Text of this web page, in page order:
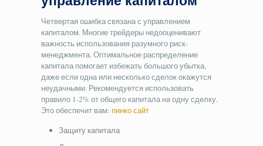
Четвертая ошибка связана с управлением
капиталом. Многие трейдеры недооценивают
важность использования разумного риск-
менеджмента. Оптимальное распределение
капитала помогает избежать большого убытка,
даже если одна или несколько сделок окажутся
неудачными. Рекомендуется использовать
правило 1-2% от общего капитала на одну сделку.
Это обеспечит вам: пинко сайт
Защиту капитала